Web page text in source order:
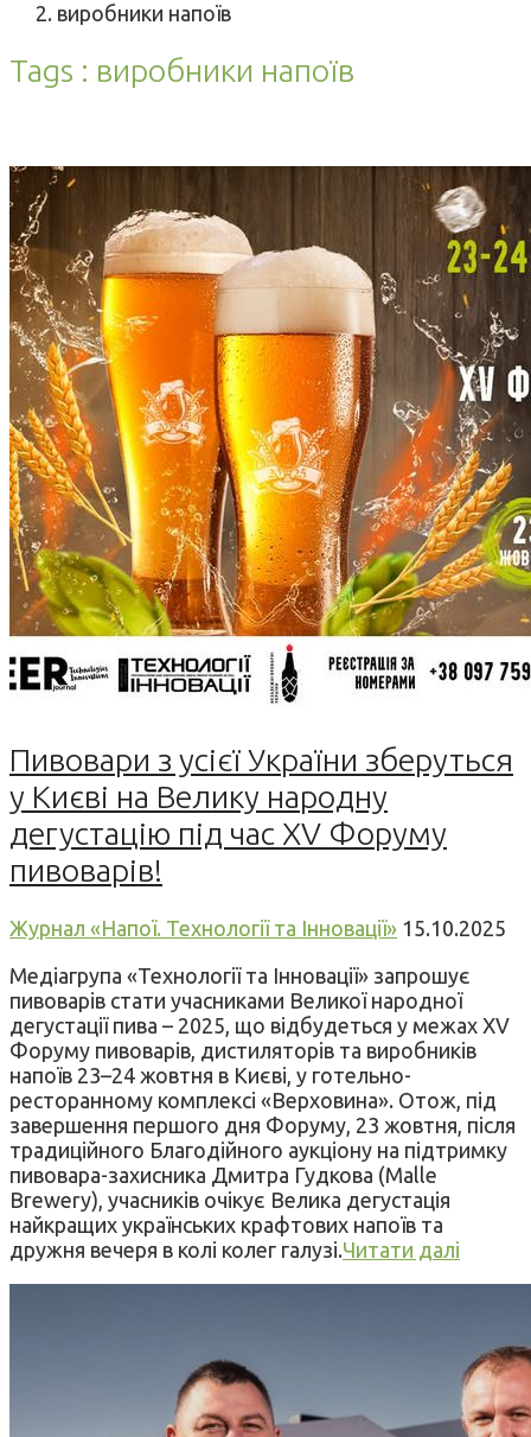
виробники напоїв
Tags : виробники напоїв
Пивовари з усієї України зберуться
у Києві на Велику народну
дегустацію під час XV Форуму
пивоварів!
Журнал «Напої. Технології та Інновації» 15.10.2025
Медіагрупа «Технології та Інновації» запрошує
пивоварів стати учасниками Великої народної
дегустації пива – 2025, що відбудеться у межах XV
Форуму пивоварів, дистиляторів та виробників
напоїв 23–24 жовтня в Києві, у готельно-
ресторанному комплексі «Верховина». Отож, під
завершення першого дня Форуму, 23 жовтня, після
традиційного Благодійного аукціону на підтримку
пивовара-захисника Дмитра Гудкова (Malle
Brewery), учасників очікує Велика дегустація
найкращих українських крафтових напоїв та
дружня вечеря в колі колег галузі.Читати далі